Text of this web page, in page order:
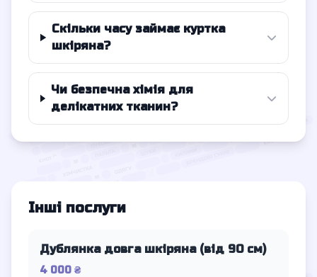
Скільки часу займає куртка
шкіряна?
Чи безпечна хімія для
делікатних тканин?
Інші послуги
Дублянка довга шкіряна (від 90 см)
4 000 ₴